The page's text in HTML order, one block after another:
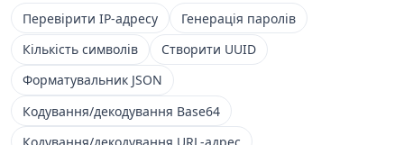
Перевірити IP-адресу
Генерація паролів
Кількість символів
Створити UUID
Форматувальник JSON
Кодування/декодування Base64